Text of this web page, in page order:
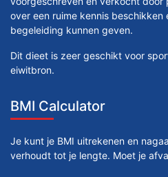
over een ruime kennis beschikken
begeleiding kunnen geven.
Dit dieet is zeer geschikt voor
eiwitbron.
BMI Calculator
Je kunt je BMI uitrekenen en
verhoudt tot je lengte. Moet je